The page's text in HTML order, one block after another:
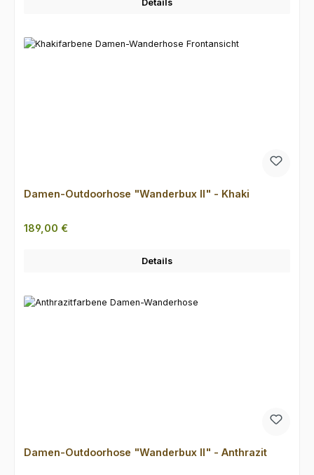
Details
Damen-Outdoorhose "Wanderbux II" - Khaki
Regulärer Preis:
189,00 €
Details
Damen-Outdoorhose "Wanderbux II" - Anthrazit